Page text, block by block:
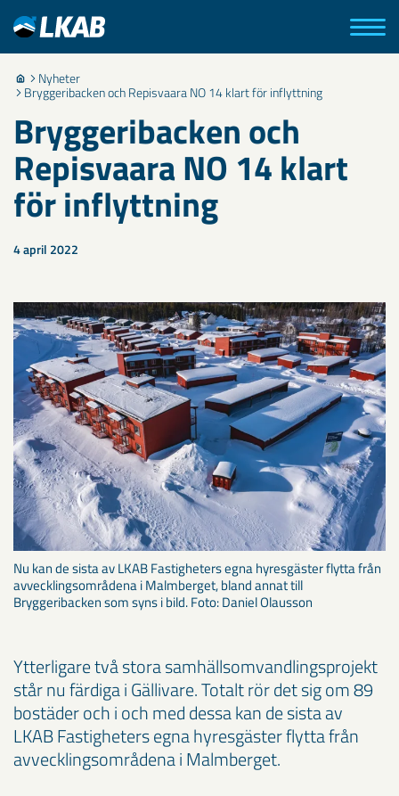
Nyheter
Bryggeribacken och Repisvaara NO 14 klart för inflyttning
Bryggeribacken och
Repisvaara NO 14 klart
för inflyttning
4 april 2022
Nu kan de sista av LKAB Fastigheters egna hyresgäster flytta från
avvecklingsområdena i Malmberget, bland annat till
Bryggeribacken som syns i bild. Foto: Daniel Olausson
Ytterligare två stora samhällsomvandlingsprojekt
står nu färdiga i Gällivare. Totalt rör det sig om 89
bostäder och i och med dessa kan de sista av
LKAB Fastigheters egna hyresgäster flytta från
avvecklingsområdena i Malmberget.